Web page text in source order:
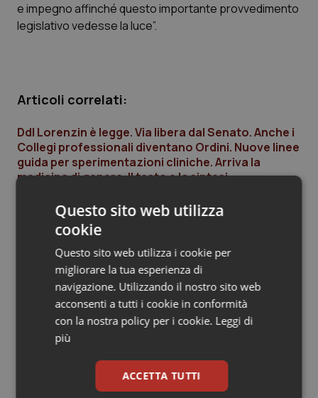
Provincia Autonoma di Bolzano
Puglia
Sardegna
Sicilia
Toscana
Umbria
Valle D’Aosta
Veneto
Infezioni & Febbre
Malattie rare
Malattia di Crohn & Rettocolite Ulcerosa
Neuroscienze & patologie neurodegenerative
Obesità
Oftalmologia
Oncodermatologia
Oncoematologia
Oncologia & Nutrizione
e impegno affinché questo importante provvedimento
legislativo vedesse la luce”.
Articoli correlati:
Ddl Lorenzin è legge. Via libera dal Senato. Anche i
Collegi professionali diventano Ordini. Nuove linee
guida per sperimentazioni cliniche. Arriva la
medicina di genere. Il testo e la sintesi
22 Dicembre 2017
© Riproduzione riservata
Ultime analisi e review da QS Pro
Gold
Questo sito web utilizza
cookie
Questo sito web utilizza i cookie per
migliorare la tua esperienza di
navigazione. Utilizzando il nostro sito web
acconsenti a tutti i cookie in conformità
con la nostra policy per i cookie. Leggi di
più
ACCETTA TUTTI